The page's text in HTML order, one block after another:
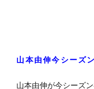
山本由伸今シーズ
山本由伸が今シーズ